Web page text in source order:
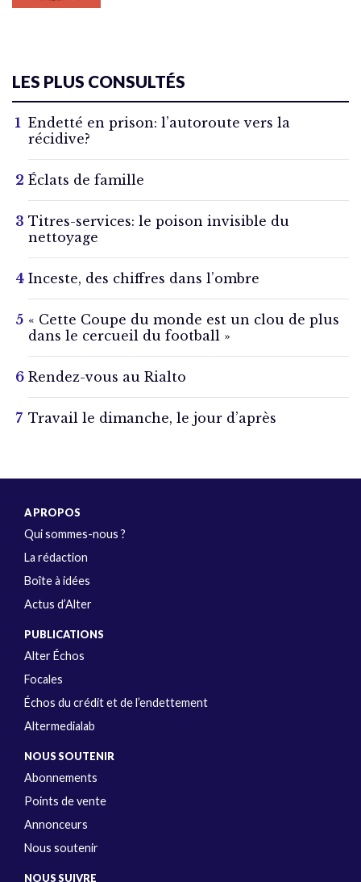
LES PLUS CONSULTÉS
Endetté en prison: l’autoroute vers la
récidive?
Éclats de famille
Titres-services: le poison invisible du
nettoyage
Inceste, des chiffres dans l’ombre
« Cette Coupe du monde est un clou de plus
dans le cercueil du football »
Rendez-vous au Rialto
Travail le dimanche, le jour d’après
A PROPOS
Qui sommes-nous ?
La rédaction
Boîte à idées
Actus d’Alter
PUBLICATIONS
Alter Échos
Focales
Échos du crédit et de l’endettement
Altermedialab
NOUS SOUTENIR
Abonnements
Points de vente
Annonceurs
Nous soutenir
NOUS SUIVRE